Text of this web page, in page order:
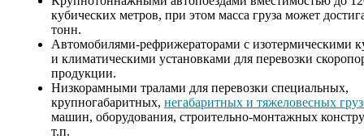
кубических метров, при этом масса груза может
тонн.
Автомобилями-рефрижераторами с изотермическими
и климатическими установками для перевозки
продукции.
Низкорамными тралами для перевозки специальных,
крупногабаритных, негабаритных и тяжеловесных
машин, оборудования, строительно-монтажных
т.п.